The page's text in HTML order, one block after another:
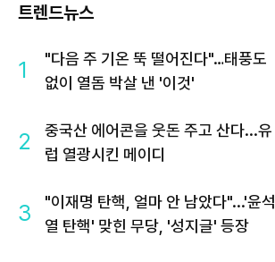
트렌드뉴스
1
"다음 주 기온 뚝 떨어진다"…태풍도
없이 열돔 박살 낸 '이것'
2
중국산 에어콘을 웃돈 주고 산다...유
럽 열광시킨 메이디
3
"이재명 탄핵, 얼마 안 남았다"...'윤석
열 탄핵' 맞힌 무당, '성지글' 등장